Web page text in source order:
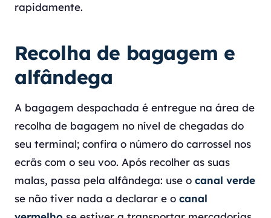
rapidamente.
Recolha de bagagem e
alfândega
A bagagem despachada é entregue na área de
recolha de bagagem no nível de chegadas do
seu terminal; confira o número do carrossel nos
ecrãs com o seu voo. Após recolher as suas
malas, passa pela alfândega: use o canal verde
se não tiver nada a declarar e o canal